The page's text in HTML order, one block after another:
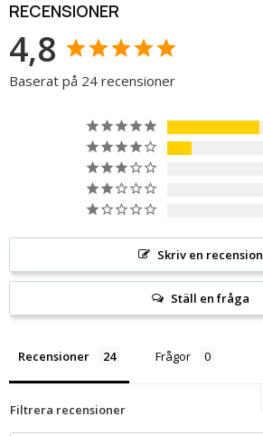
RECENSIONER
4,8
Baserat på 24 recensioner
Skriv en recension
Ställ en fråga
Recensioner Frågor
Filtrera recensioner